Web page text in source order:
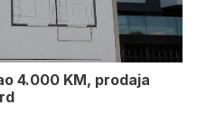
4.000 KM, prodaja